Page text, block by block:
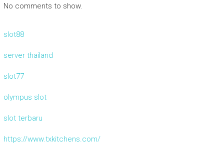
No comments to show.
slot88
server thailand
slot77
olympus slot
slot terbaru
https://www.txkitchens.com/